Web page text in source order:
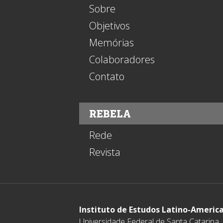
Sobre
Objetivos
Memórias
Colaboradores
Contato
REBELA
Rede
Revista
Instituto de Estudos Latino-